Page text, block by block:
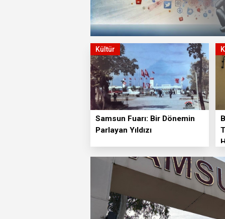
Kültür
Samsun Fuarı: Bir Dönemin
Parlayan Yıldızı